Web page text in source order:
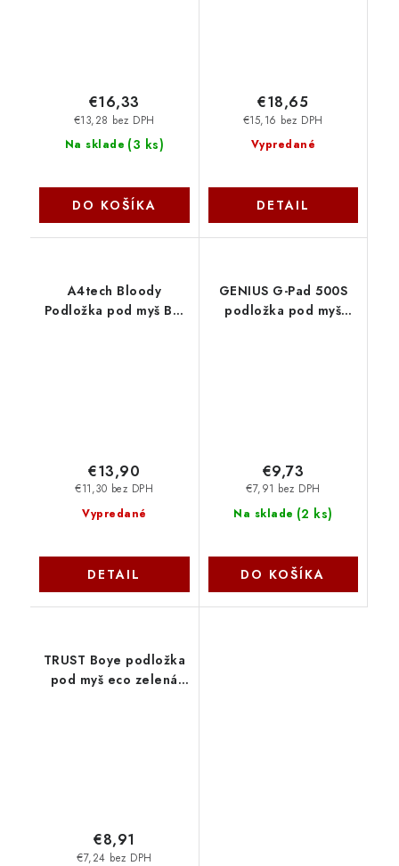
Na sklade (3 ks)
€13,28 bez DPH
€16,33
DO KOŠÍKA
Vypredané
€15,16 bez DPH
€18,65
DETAIL
A4tech Bloody
Podložka pod myš BP-
Vypredané
€11,30 bez DPH
€13,90
DETAIL
GENIUS G-Pad 500S
podložka pod myš
Na sklade (2 ks)
€7,91 bez DPH
€9,73
DO KOŠÍKA
TRUST Boye podložka
pod myš eco zelená
€7,24 bez DPH
€8,91